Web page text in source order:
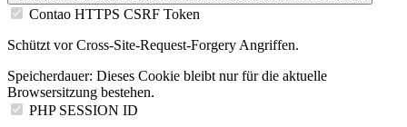
Contao HTTPS CSRF Token
Schützt vor Cross-Site-Request-Forgery Angriffen.
Speicherdauer: Dieses Cookie bleibt nur für die aktuelle
Browsersitzung bestehen.
PHP SESSION ID